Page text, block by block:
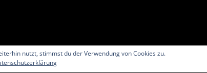
nutzt, stimmst du der Verwendung von Cookies zu.